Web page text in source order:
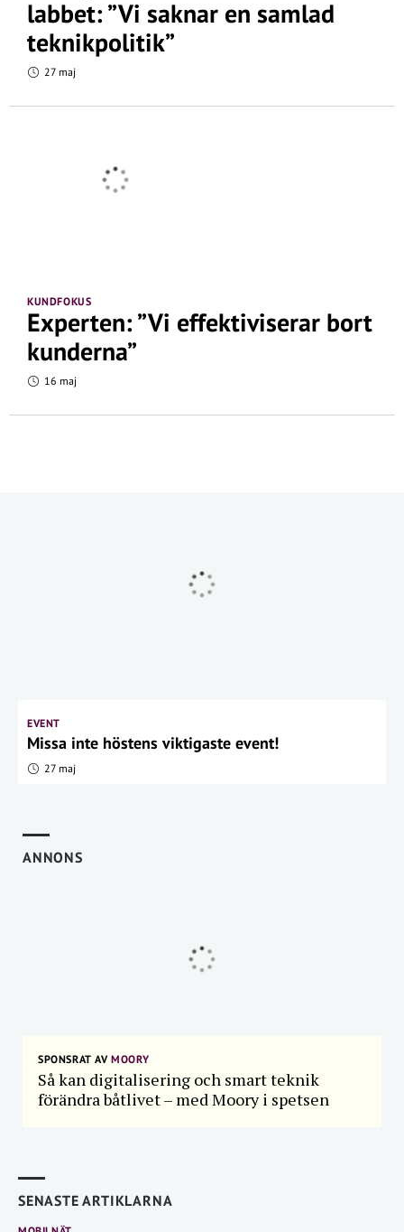
labbet: ”Vi saknar en samlad
teknikpolitik”
27 maj
KUNDFOKUS
Experten: ”Vi effektiviserar bort
kunderna”
16 maj
EVENT
Missa inte höstens viktigaste event!
27 maj
ANNONS
SPONSRAT AVMOORY
Så kan digitalisering och smart teknik
förändra båtlivet – med Moory i spetsen
SENASTE ARTIKLARNA